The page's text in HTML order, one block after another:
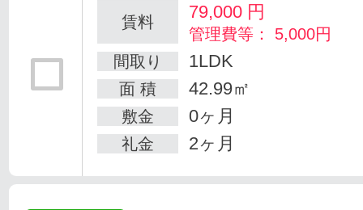
賃料 79,000 円
管理費等： 5,000円
間取り
1LDK
面 積 42.99㎡
敷金 0ヶ月
礼金 2ヶ月